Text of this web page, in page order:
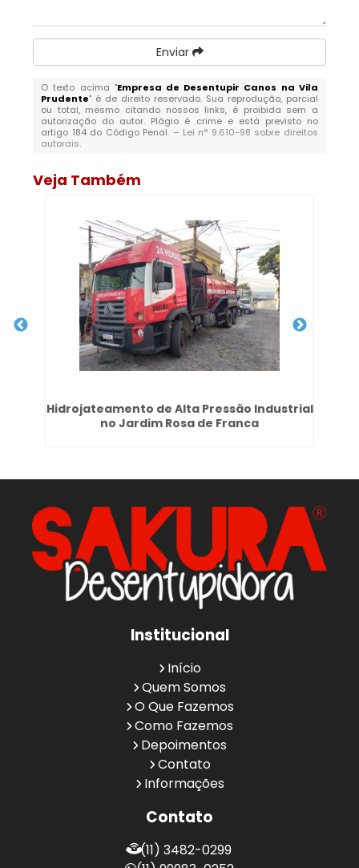
Enviar
O texto acima "Empresa de Desentupir Canos na Vila
Prudente" é de direito reservado. Sua reprodução, parcial
ou total, mesmo citando nossos links, é proibida sem a
autorização do autor. Plágio é crime e está previsto no
artigo 184 do Código Penal. – Lei n° 9.610-98 sobre direitos
autorais.
Veja Também
Hidrojateamento de Alta Pressão Industrial
no Jardim Rosa de Franca
Institucional
Início
Quem Somos
O Que Fazemos
Como Fazemos
Depoimentos
Contato
Informações
Contato
(11) 3482-0299